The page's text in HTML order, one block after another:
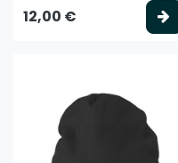
12,00 €